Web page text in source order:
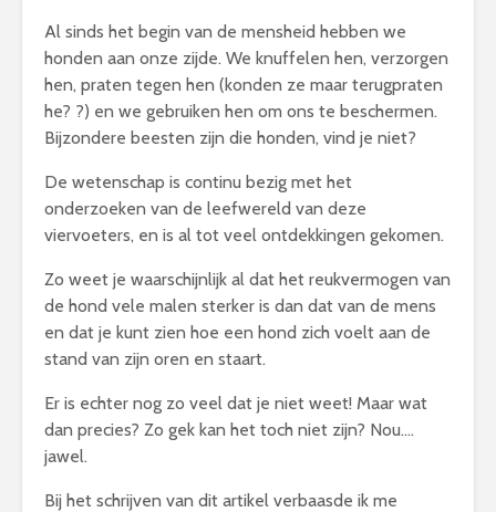
Al sinds het begin van de mensheid hebben we
honden aan onze zijde. We knuffelen hen, verzorgen
hen, praten tegen hen (konden ze maar terugpraten
he? ?) en we gebruiken hen om ons te beschermen.
Bijzondere beesten zijn die honden, vind je niet?
De wetenschap is continu bezig met het
onderzoeken van de leefwereld van deze
viervoeters, en is al tot veel ontdekkingen gekomen.
Zo weet je waarschijnlijk al dat het reukvermogen van
de hond vele malen sterker is dan dat van de mens
en dat je kunt zien hoe een hond zich voelt aan de
stand van zijn oren en staart.
Er is echter nog zo veel dat je niet weet! Maar wat
dan precies? Zo gek kan het toch niet zijn? Nou….
jawel.
Bij het schrijven van dit artikel verbaasde ik me